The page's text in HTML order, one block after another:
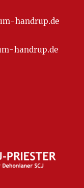
handrup.de
handrup.de